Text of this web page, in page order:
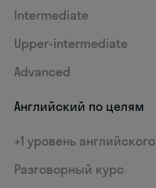
Intermediate
Upper-intermediate
Advanced
Английский по целям
+1 уровень английского
Разговорный курс